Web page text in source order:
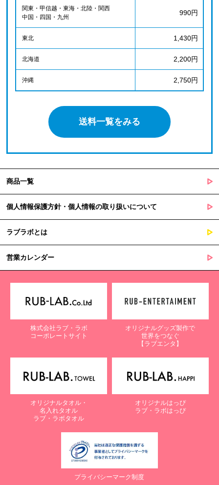
関東・甲信越・東海・北陸・関西
中国・四国・九州
990円
東北 1,430円
北海道 2,200円
沖縄 2,750円
送料一覧をみる
商品一覧
個人情報保護方針・個人情報の取り扱いについて
ラブラボとは
営業カレンダー
株式会社ラブ・ラボ
コーポレートサイト
オリジナルグッズ製作で
世界をつなぐ
【ラブエンタ】
オリジナルタオル・
名入れタオル
ラブ・ラボタオル
オリジナルはっぴ
ラブ・ラボはっぴ
プライバシーマーク制度